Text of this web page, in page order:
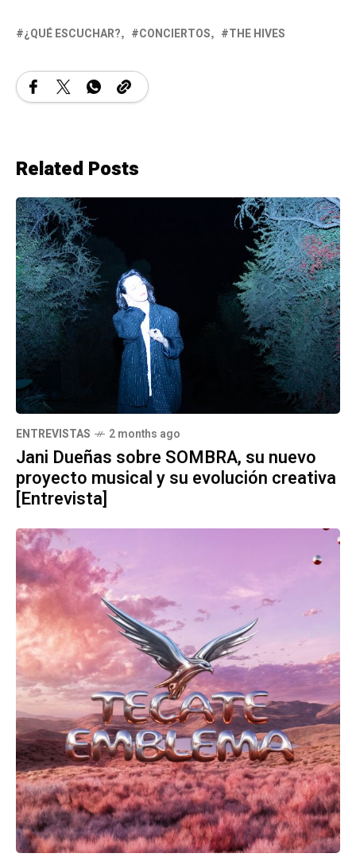
¿QUÉ ESCUCHAR? CONCIERTOS THE HIVES
Related Posts
ENTREVISTAS 2 months ago
Jani Dueñas sobre SOMBRA, su nuevo
proyecto musical y su evolución creativa
[Entrevista]